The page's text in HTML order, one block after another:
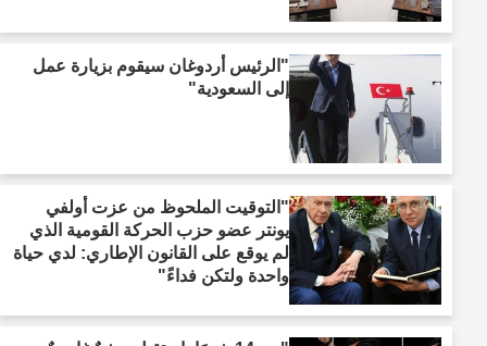
"الرئيس أردوغان سيقوم بزيارة عمل
إلى السعودية"
"التوقيت الملحوظ من عزت أولفي
يونتر عضو حزب الحركة القومية الذي
لم يوقع على القانون الإطاري: لدي حياة
واحدة ولتكن فداءً"